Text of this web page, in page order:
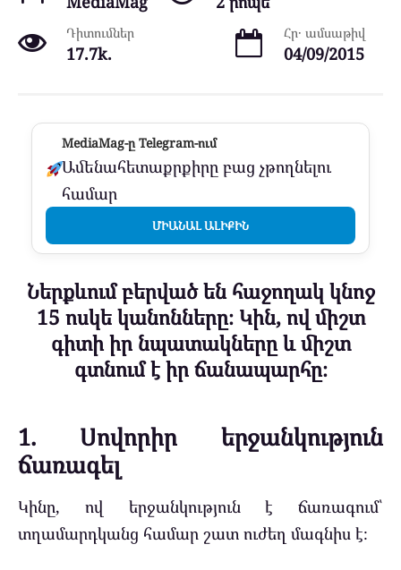
Դիտումներ
17.7k.
Հր․ ամսաթիվ
04/09/2015
MediaMag-ը Telegram-ում
Ամենահետաքրքիրը բաց չթողնելու
համար
ՄԻԱՆԱԼ ԱԼԻՔԻՆ
Ներքևում բերված են հաջողակ կնոջ
15 ոսկե կանոնները։ Կին, ով միշտ
գիտի իր նպատակները և միշտ
գտնում է իր ճանապարհը։
1. Սովորիր երջանկություն
ճառագել
Կինը, ով երջանկություն է ճառագում՝
տղամարդկանց համար շատ ուժեղ մագնիս է։